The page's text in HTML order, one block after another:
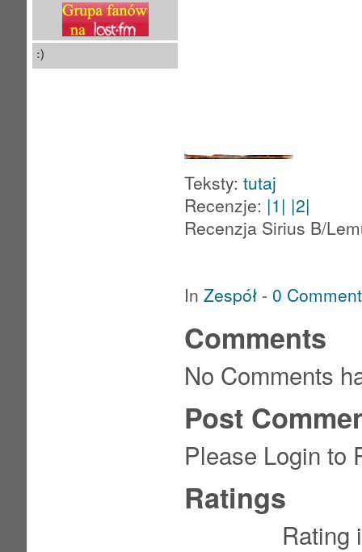
:)
Teksty: tutaj
Recenzje: |1| |2|
Recenzja Sirius B/
In Zespół - 0
Comments
No Comments
Post
Please Login to
Ratings
Rating